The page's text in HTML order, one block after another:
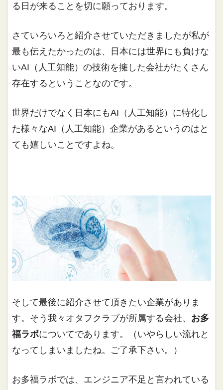
る日が来ることを切に願っております。
さていろいろと紹介させていただきましたが私が
最も伝えたかったのは、日本には世界にも負けな
いAI（人工知能）の技術を擁した会社がたくさん
存在するということなのです。
世界だけでなく日本にもAI（人工知能）に特化し
た様々なAI（人工知能）企業があるというのはと
ても嬉しいことですよね。
そして最後に紹介させて頂きたい企業がありま
す。そう我々オタフクラブが所属する会社、 お多
福ラボについてであります。（いやらしい流れと
なってしまいましたね。ご了承下さい。）
お多福ラボでは、エンジニア不足と言われている